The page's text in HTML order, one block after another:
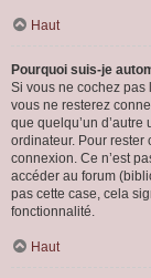
Haut
Pourquoi suis-je
Si vous ne cochez pas
vous ne resterez
que quelqu’un
ordinateur. Pour rester
connexion. Ce n’est
accéder au forum
pas cette case, cela
fonctionnalité.
Haut